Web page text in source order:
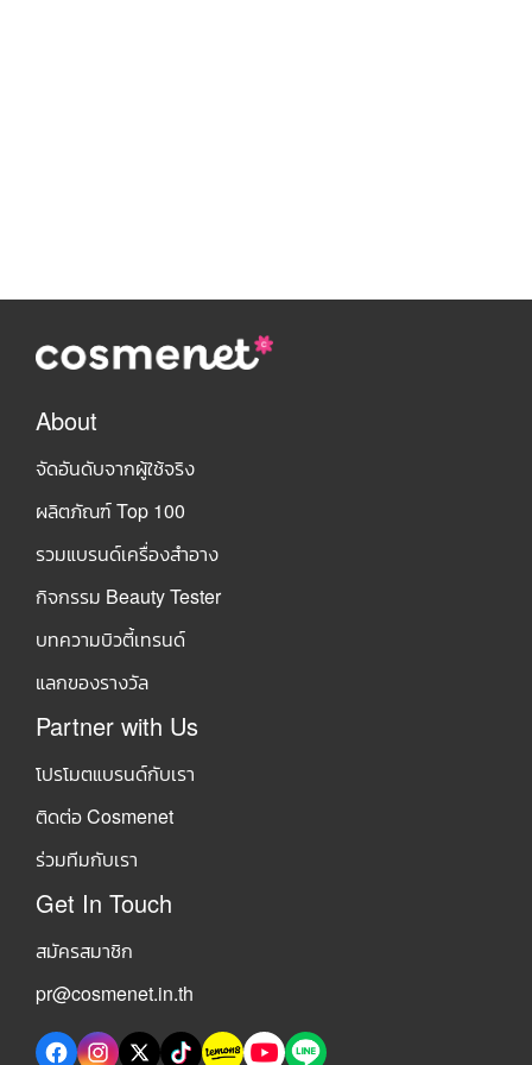
About
จัดอันดับจากผู้ใช้จริง
ผลิตภัณฑ์ Top 100
รวมแบรนด์เครื่องสำอาง
กิจกรรม Beauty Tester
บทความบิวตี้เทรนด์
แลกของรางวัล
Partner with Us
โปรโมตแบรนด์กับเรา
ติดต่อ Cosmenet
ร่วมทีมกับเรา
Get In Touch
สมัครสมาชิก
pr@cosmenet.in.th